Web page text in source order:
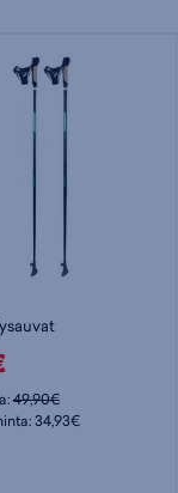
49,90€
34,93€